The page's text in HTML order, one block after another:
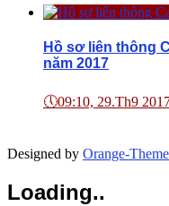
Hồ sơ liên thông
năm 2017
🕔09:10, 29.Th9
Designed by Orange-
Loading..